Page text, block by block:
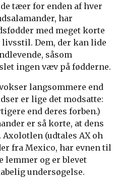
tæer for enden af hver
har
med meget korte
Dem, der kan lide
såsom
ingen væv på fødderne.
langsommere end
er lige det modsatte:
end deres forben.)
er så korte, at dens
(udtales AX oh
fra Mexico, har evnen til
lemmer og er blevet
undersøgelse.